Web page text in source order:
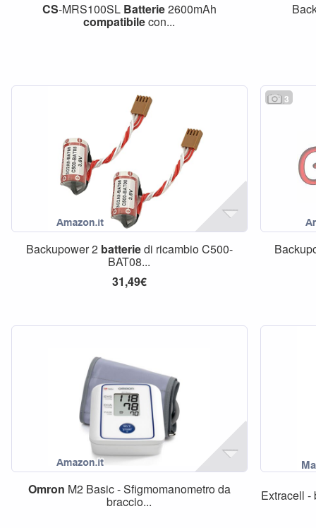
CS-MRS100SL Batterie2600mAh
compatibilecon...
Backupower 2 batteriedi ricambio C500-
BAT08...
31,49€
3
Omron M2 Basic - Sfigmomanometro da
braccio... Extracell -